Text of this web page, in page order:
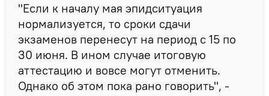
"Если к началу мая эпидситуация
нормализуется, то сроки сдачи
экзаменов перенесут на период с 15 по
30 июня. В ином случае итоговую
аттестацию и вовсе могут отменить.
Однако об этом пока рано говорить", -